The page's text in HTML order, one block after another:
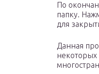
По
папку.
для
Данная
некоторых